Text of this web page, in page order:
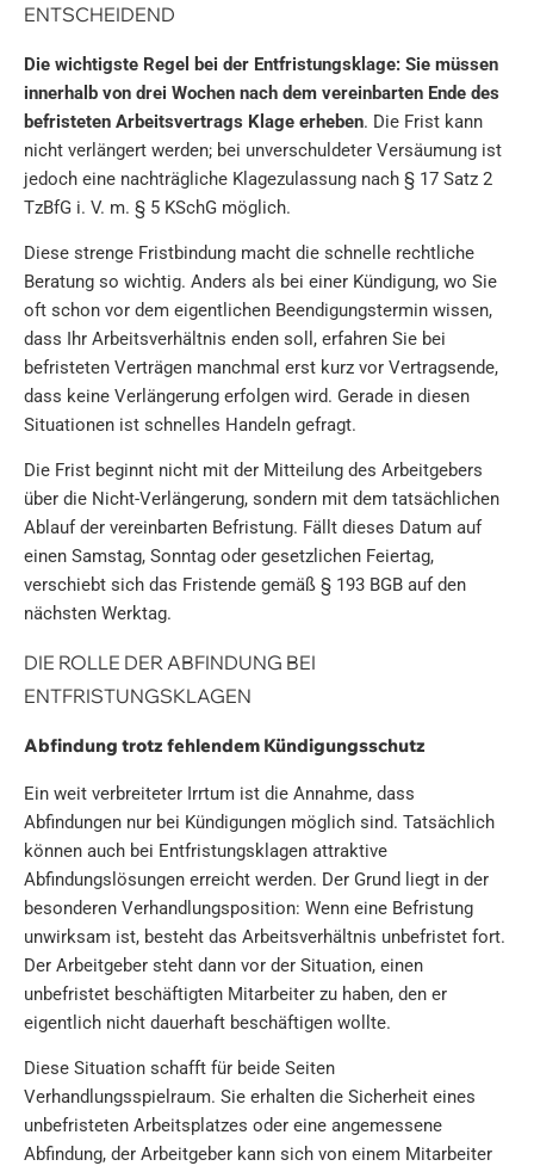
ENTSCHEIDEND
Die wichtigste Regel bei der Entfristungsklage: Sie müssen
innerhalb von drei Wochen nach dem vereinbarten Ende des
befristeten Arbeitsvertrags Klage erheben. Die Frist kann
nicht verlängert werden; bei unverschuldeter Versäumung ist
jedoch eine nachträgliche Klagezulassung nach § 17 Satz 2
TzBfG i. V. m. § 5 KSchG möglich.
Diese strenge Fristbindung macht die schnelle rechtliche
Beratung so wichtig. Anders als bei einer Kündigung, wo Sie
oft schon vor dem eigentlichen Beendigungstermin wissen,
dass Ihr Arbeitsverhältnis enden soll, erfahren Sie bei
befristeten Verträgen manchmal erst kurz vor Vertragsende,
dass keine Verlängerung erfolgen wird. Gerade in diesen
Situationen ist schnelles Handeln gefragt.
Die Frist beginnt nicht mit der Mitteilung des Arbeitgebers
über die Nicht-Verlängerung, sondern mit dem tatsächlichen
Ablauf der vereinbarten Befristung. Fällt dieses Datum auf
einen Samstag, Sonntag oder gesetzlichen Feiertag,
verschiebt sich das Fristende gemäß § 193 BGB auf den
nächsten Werktag.
DIE ROLLE DER ABFINDUNG BEI
ENTFRISTUNGSKLAGEN
Abfindung trotz fehlendem Kündigungsschutz
Ein weit verbreiteter Irrtum ist die Annahme, dass
Abfindungen nur bei Kündigungen möglich sind. Tatsächlich
können auch bei Entfristungsklagen attraktive
Abfindungslösungen erreicht werden. Der Grund liegt in der
besonderen Verhandlungsposition: Wenn eine Befristung
unwirksam ist, besteht das Arbeitsverhältnis unbefristet fort.
Der Arbeitgeber steht dann vor der Situation, einen
unbefristet beschäftigten Mitarbeiter zu haben, den er
eigentlich nicht dauerhaft beschäftigen wollte.
Diese Situation schafft für beide Seiten
Verhandlungsspielraum. Sie erhalten die Sicherheit eines
unbefristeten Arbeitsplatzes oder eine angemessene
Abfindung, der Arbeitgeber kann sich von einem Mitarbeiter